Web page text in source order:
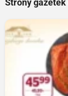
Strony gazetek